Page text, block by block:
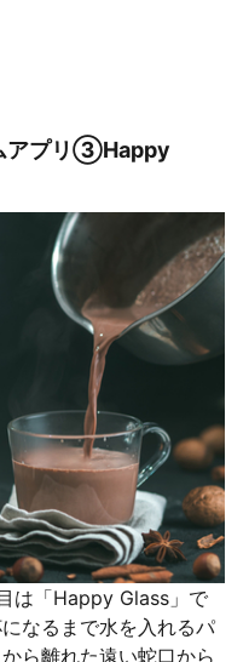
アプリ③Happy
は「Happy Glass」で
なるまで水を入れるパ
ら離れた遠い蛇口から